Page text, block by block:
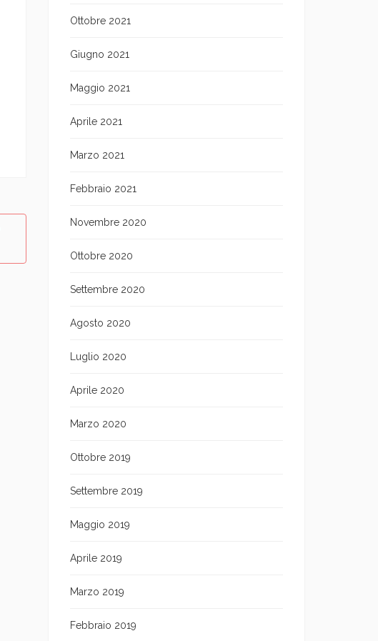
Ottobre 2021
Giugno 2021
Maggio 2021
Aprile 2021
Marzo 2021
Febbraio 2021
Novembre 2020
Ottobre 2020
Settembre 2020
Agosto 2020
Luglio 2020
Aprile 2020
Marzo 2020
Ottobre 2019
Settembre 2019
Maggio 2019
Aprile 2019
Marzo 2019
Febbraio 2019